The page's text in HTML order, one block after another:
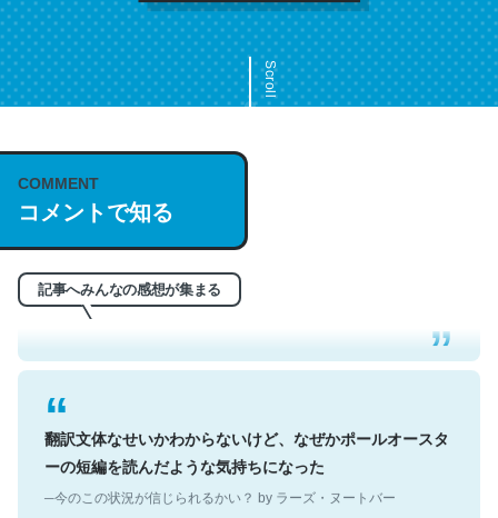
Scroll
COMMENT
コメントで知る
記事へみんなの感想が集まる
これは名文。彼はとてもクレバーなんだろうなと凄く思
う。英語少しでも読める人は原文もお勧め。自分はこの流
れ好き。Let’s Fucking Go. Then Covid hit. Shit.
─今のこの状況が信じられるかい？ by ラーズ・ヌートバー
翻訳文体なせいかわからないけど、なぜかポールオースタ
ーの短編を読んだような気持ちになった